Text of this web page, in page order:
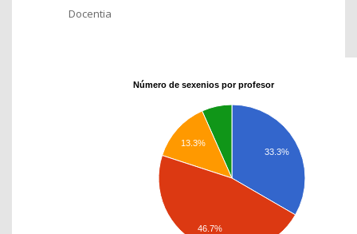
Docentia
Número de sexenios por profesor
33.3%
13.3%
46.7%